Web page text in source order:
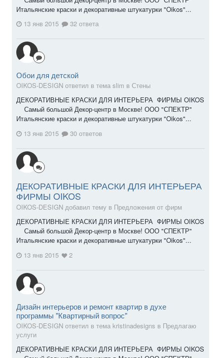
Итальянские краски и декоративные штукатурки "Oikos"...
13 янв 2015
32 ответа
Обои для детской
OIKOS-DESIGN ответил в тема slim в Стены
ДЕКОРАТИВНЫЕ КРАСКИ ДЛЯ ИНТЕРЬЕРА ФИРМЫ OIKOS
Самый большой Декор-центр в Москве! ООО "СПЕКТР"
Итальянские краски и декоративные штукатурки "Oikos"...
13 янв 2015
30 ответов
ДЕКОРАТИВНЫЕ КРАСКИ ДЛЯ ИНТЕРЬЕРА
ФИРМЫ OIKOS
OIKOS-DESIGN добавил тему в Предложения от фирм
ДЕКОРАТИВНЫЕ КРАСКИ ДЛЯ ИНТЕРЬЕРА ФИРМЫ OIKOS
Самый большой Декор-центр в Москве! ООО "СПЕКТР"
Итальянские краски и декоративные штукатурки "Oikos"...
13 янв 2015
2
Дизайн интерьеров и ремонт квартир в духе
программы "Квартирный вопрос"
OIKOS-DESIGN ответил в тема kristinadesigns в Предлагаю
услуги
ДЕКОРАТИВНЫЕ КРАСКИ ДЛЯ ИНТЕРЬЕРА ФИРМЫ OIKOS